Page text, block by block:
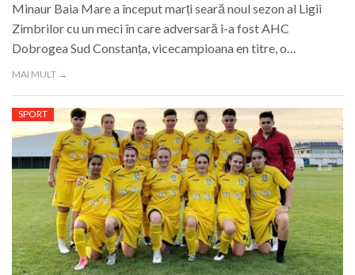
Minaur Baia Mare a început marți seară noul sezon al Ligii
Zimbrilor cu un meci în care adversară i-a fost AHC
Dobrogea Sud Constanța, vicecampioana en titre, o…
MAI MULT →
SPORT